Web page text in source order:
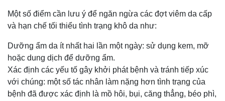
Một số điểm cần lưu ý để ngăn ngừa các đợt viêm da cấp
và hạn chế tối thiểu tình trạng khô da như:
Dưỡng ẩm da ít nhất hai lần một ngày: sử dụng kem, mỡ
hoặc dung dịch để dưỡng ẩm.
Xác định các yếu tố gây khởi phát bệnh và tránh tiếp xúc
với chúng: một số tác nhân làm nặng hơn tình trạng của
bệnh đã được xác định là mồ hôi, bụi, căng thẳng, béo phì,